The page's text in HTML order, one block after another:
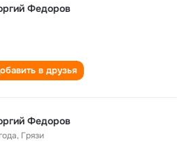
Федоров
в друзья
Федоров
, Грязи